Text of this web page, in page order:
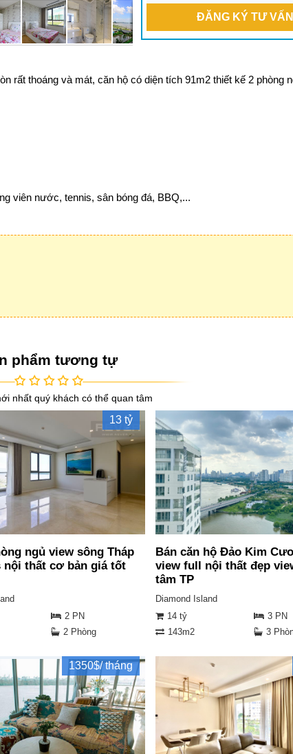
ĐĂNG KÝ TƯ VẤN
rất thoáng và mát, căn hộ có diện tích 91m2 thiết kế 2 phòng
viên nước, tennis, sân bóng đá, BBQ,...
phẩm tương tự
nhất quý khách có thể quan tâm
13 tỷ
ngủ view sông Tháp
nội thất cơ bản giá tốt
2 PN
2 Phòng
Bán căn hộ Đảo Kim
view full nội thất đẹp
tâm TP
Diamond Island
14 tỷ
3 PN
143m2
3
1350$/ tháng